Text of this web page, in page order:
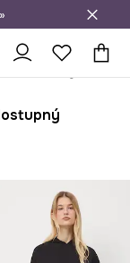
200 Kč